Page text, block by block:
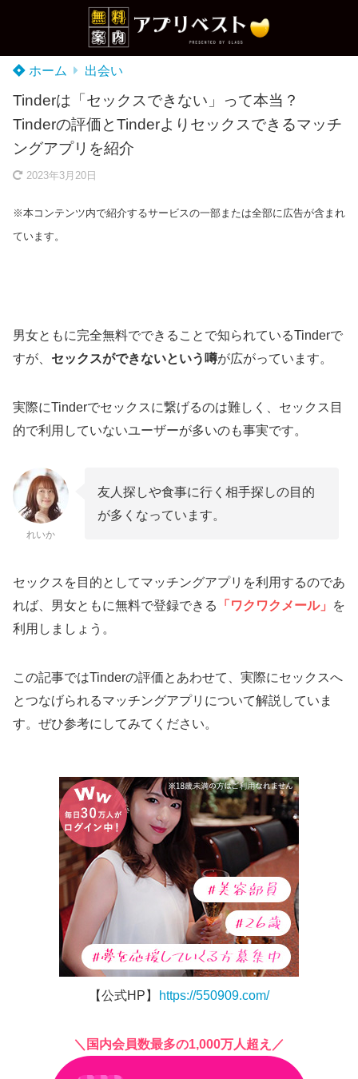
ホーム 出会い
Tinderは「セックスできない」って本当？
Tinderの評価とTinderよりセックスできるマッチ
ングアプリを紹介
2023年3月20日
※本コンテンツ内で紹介するサービスの一部または全部に広告が含まれ
ています。
男女ともに完全無料でできることで知られているTinderで
すが、 セックスができないという噂が広がっています。
実際にTinderでセックスに繋げるのは難しく、セックス目
的で利用していないユーザーが多いのも事実です。
れいか
友人探しや食事に行く相手探しの目的
が多くなっています。
セックスを目的としてマッチングアプリを利用するのであ
れば、男女ともに無料で登録できる
「ワクワクメール」
を
利用しましょう。
この記事ではTinderの評価とあわせて、実際にセックスへ
とつなげられるマッチングアプリについて解説していま
す。ぜひ参考にしてみてください。
【公式HP】 https://550909.com/
＼国内会員数最多の1,000万人超え／